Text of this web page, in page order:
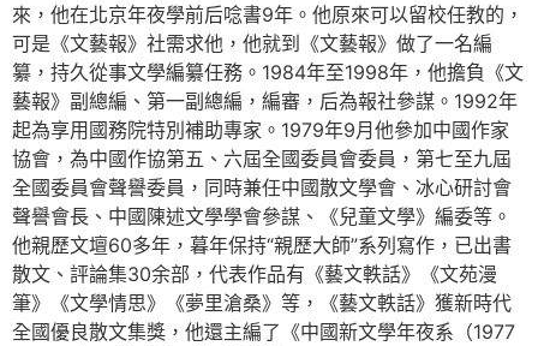
來，他在北京年夜學前后唸書9年。他原來可以留校任教的，
可是《文藝報》社需求他，他就到《文藝報》做了一名編
纂，持久從事文學編纂任務。1984年至1998年，他擔負《文
藝報》副總編、第一副總編，編審，后為報社參謀。1992年
起為享用國務院特別補助專家。1979年9月他參加中國作家
協會，為中國作協第五、六屆全國委員會委員，第七至九屆
全國委員會聲譽委員，同時兼任中國散文學會、冰心研討會
聲譽會長、中國陳述文學學會參謀、《兒童文學》編委等。
他親歷文壇60多年，暮年保持“親歷大師”系列寫作，已出書
散文、評論集30余部，代表作品有《藝文軼話》《文苑漫
筆》《文學情思》《夢里滄桑》等，《藝文軼話》獲新時代
全國優良散文集獎，他還主編了《中國新文學年夜系（1977